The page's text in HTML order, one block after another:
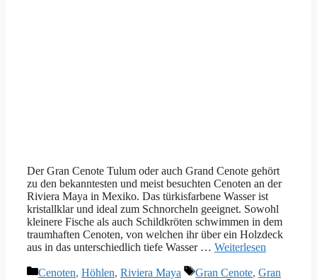
Der Gran Cenote Tulum oder auch Grand Cenote gehört
zu den bekanntesten und meist besuchten Cenoten an der
Riviera Maya in Mexiko. Das türkisfarbene Wasser ist
kristallklar und ideal zum Schnorcheln geeignet. Sowohl
kleinere Fische als auch Schildkröten schwimmen in dem
traumhaften Cenoten, von welchen ihr über ein Holzdeck
aus in das unterschiedlich tiefe Wasser … Weiterlesen
Kategorien
Cenoten, Höhlen, Riviera Maya Schlagwörter
Gran Cenote, Gran